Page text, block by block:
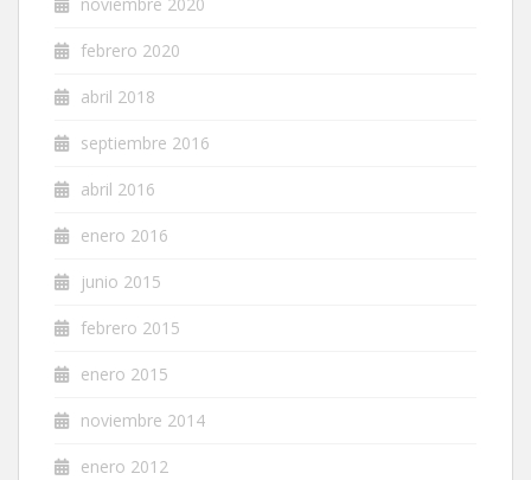
noviembre 2020
febrero 2020
abril 2018
septiembre 2016
abril 2016
enero 2016
junio 2015
febrero 2015
enero 2015
noviembre 2014
enero 2012